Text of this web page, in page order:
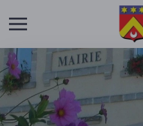
Skip to main content